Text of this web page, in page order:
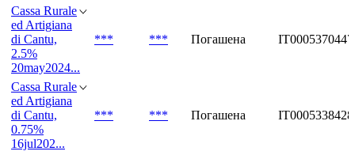
Cassa Rurale
ed Artigiana
di Cantu,
2.5%
20may2024...
*** *** Погашена IT0005370447
Cassa Rurale
ed Artigiana
di Cantu,
0.75%
16jul202...
*** *** Погашена IT0005338428